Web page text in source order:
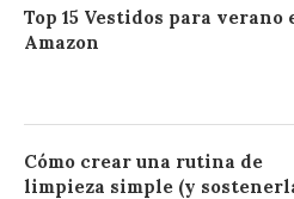
Top 15 Vestidos para verano
Amazon
Cómo crear una rutina de
limpieza simple (y